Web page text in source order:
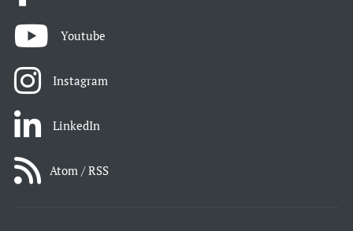
Youtube
Instagram
LinkedIn
Atom / RSS